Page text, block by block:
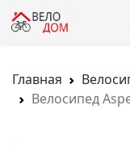
Главная
Велосипед